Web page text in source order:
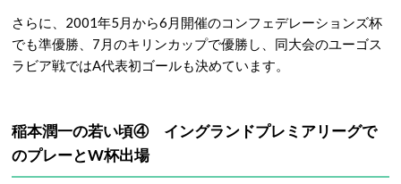
さらに、2001年5月から6月開催のコンフェデレーションズ杯
でも準優勝、7月のキリンカップで優勝し、同大会のユーゴス
ラビア戦ではA代表初ゴールも決めています。
稲本潤一の若い頃④ イングランドプレミアリーグで
のプレーとW杯出場